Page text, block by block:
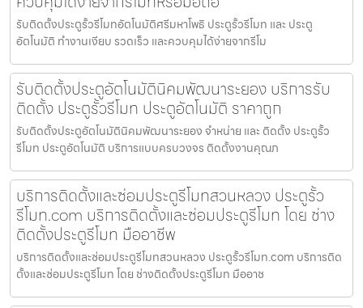
รับติดตั้งประตูรั้วรีโมทอัตโนมัติศรีมหาโพธิ ประตูรั้วรีโมท และ ประตู
อัตโนมัติ ทำงานเงียบ รวดเร็ว และควบคุมได้ง่ายจากรีโม
รับติดตั้งประตูอัตโนมัตินิคมพัฒนาระยอง บริการรับ
ติดตั้ง ประตูรั้วรีโมท ประตูอัตโนมัติ ราคาถูก
รับติดตั้งประตูอัตโนมัตินิคมพัฒนาระยอง จำหน่าย และ ติดตั้ง ประตูรั้ว
รีโมท ประตูอัตโนมัติ บริการแบบครบวงจร ติดตั้งงานคุณภ
บริการติดตั้งและซ่อมประตูรีโมทสวนหลวง ประตูรั้ว
รีโมท.com บริการติดตั้งและซ่อมประตูรีโมท โดย ช่าง
ติดตั้งประตูรีโมท มืออาชีพ
บริการติดตั้งและซ่อมประตูรีโมทสวนหลวง ประตูรั้วรีโมท.com บริการติด
ตั้งและซ่อมประตูรีโมท โดย ช่างติดตั้งประตูรีโมท มืออาช